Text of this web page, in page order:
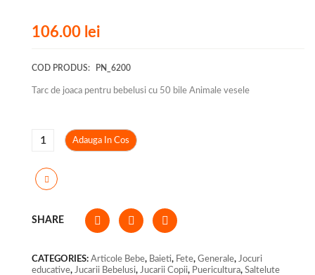
106.00 lei
COD PRODUS: PN_6200
Tarc de joaca pentru bebelusi cu 50 bile Animale vesele
Adauga In Cos
SHARE
CATEGORIES: Articole Bebe, Baieti, Fete, Generale, Jocuri
educative, Jucarii Bebelusi, Jucarii Copii, Puericultura, Saltelute